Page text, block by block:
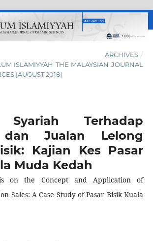
ARCHIVES /
ISLAMIYYAH THE MALAYSIAN JOURNAL
[AUGUST 2018]
Syariah Terhadap
dan Jualan Lelong
Kajian Kes Pasar
Muda Kedah
on the Concept and Application of
Sales: A Case Study of Pasar Bisik Kuala